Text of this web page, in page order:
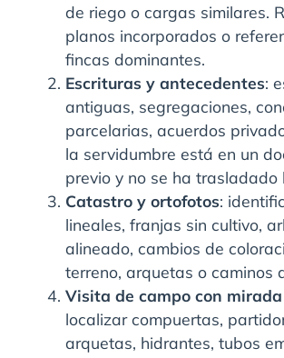
de riego o cargas similares.
planos incorporados o
fincas dominantes.
Escrituras y antecedentes:
antiguas, segregaciones,
parcelarias, acuerdos
la servidumbre está en un
previo y no se ha trasladado
Catastro y ortofotos:
lineales, franjas sin cultivo,
alineado, cambios de
terreno, arquetas o caminos
Visita de campo con
localizar compuertas,
arquetas, hidrantes, tubos